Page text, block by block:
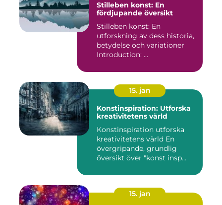
Stilleben konst: En
fördjupande översikt
Stilleben konst: En
utforskning av dess historia,
betydelse och variationer
Introduction: ...
15. jan
Konstinspiration: Utforska
kreativitetens värld
Konstinspiration utforska
kreativitetens värld En
övergripande, grundlig
översikt över "konst insp...
15. jan